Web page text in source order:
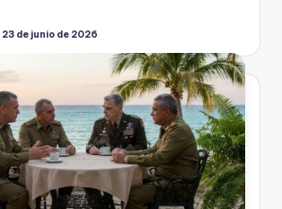
23 de junio de 2026